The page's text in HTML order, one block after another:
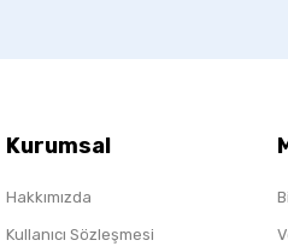
Kurumsal
Hakkımızda
Kullanıcı Sözleşmesi